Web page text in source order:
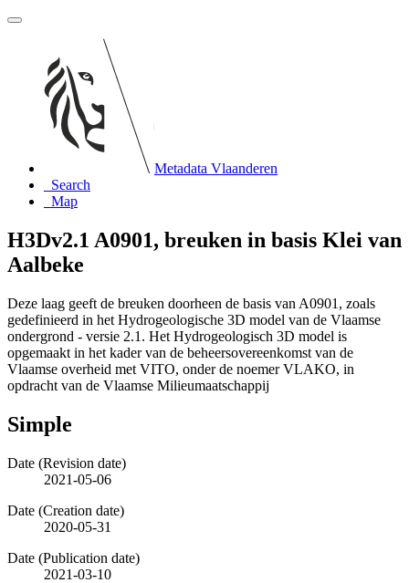
Metadata Vlaanderen
Search
Map
H3Dv2.1 A0901, breuken in basis Klei van
Aalbeke
Deze laag geeft de breuken doorheen de basis van A0901, zoals
gedefinieerd in het Hydrogeologische 3D model van de Vlaamse
ondergrond - versie 2.1. Het Hydrogeologisch 3D model is
opgemaakt in het kader van de beheersovereenkomst van de
Vlaamse overheid met VITO, onder de noemer VLAKO, in
opdracht van de Vlaamse Milieumaatschappij
Simple
Date (Revision date)
2021-05-06
Date (Creation date)
2020-05-31
Date (Publication date)
2021-03-10